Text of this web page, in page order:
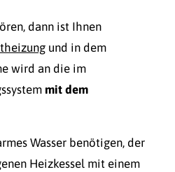
dann ist Ihnen
und in dem
wird an die im
mit dem
Wasser benötigen, der
Heizkessel mit einem